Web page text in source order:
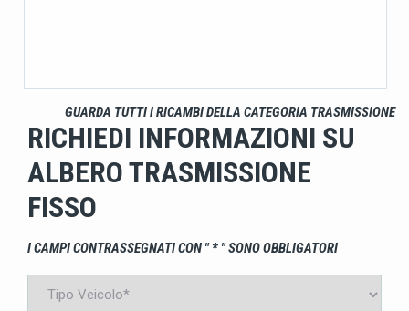
GUARDA TUTTI I RICAMBI DELLA CATEGORIA TRASMISSIONE
RICHIEDI INFORMAZIONI SU
ALBERO TRASMISSIONE
FISSO
I CAMPI CONTRASSEGNATI CON " * " SONO OBBLIGATORI